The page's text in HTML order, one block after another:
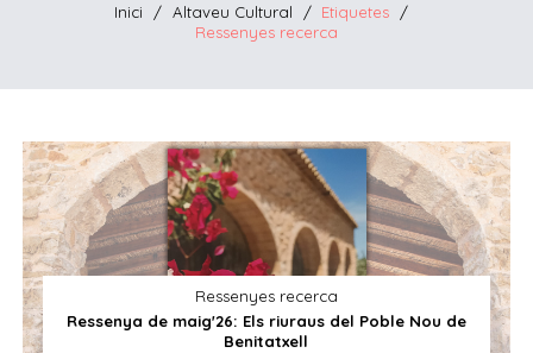
Inici / Altaveu Cultural / Etiquetes
/
Ressenyes recerca
Ressenyes recerca
Ressenya de maig'26: Els riuraus del Poble Nou de
Benitatxell